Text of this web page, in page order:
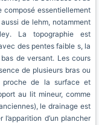
composé essentiellement
de lehm, notamment
La topographie est
des pentes faible s, la
de versant. Les cours
de plusieurs bras ou
proche de la surface et
au lit mineur, comme
le drainage est
d’un plancher